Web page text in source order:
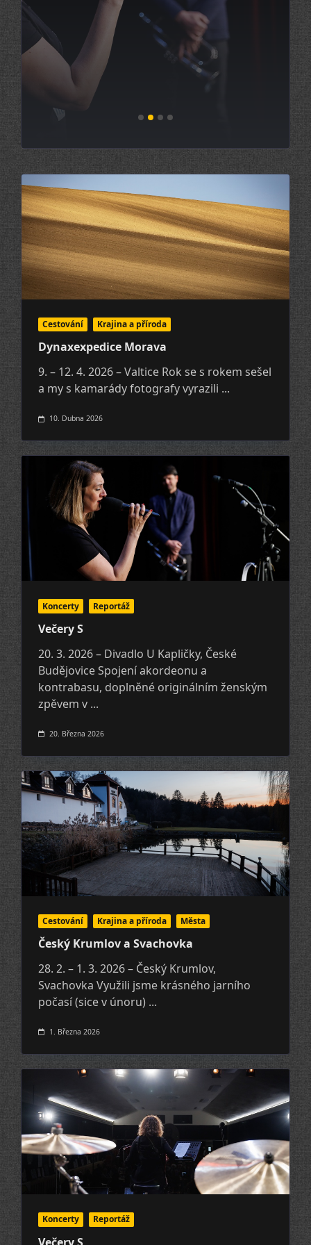
Cestování Krajina a pří­roda
Dynaxexpedice Morava
9. – 12. 4. 2026 – Valtice Rok se s rokem sešel
a my s kamarády fotografy vyrazili ...
10. Dubna 2026
Koncerty Reportáž
Večery S
20. 3. 2026 – Divadlo U Kapličky, České
Budějovice Spojení akordeonu a
kontrabasu, doplněné originálním ženským
zpěvem v ...
20. Března 2026
Cestování Krajina a pří­roda Města
Český Krumlov a Svachovka
28. 2. – 1. 3. 2026 – Český Krumlov,
Svachovka Využili jsme krásného jarního
počasí (sice v únoru) ...
1. Března 2026
Koncerty Reportáž
Večery S